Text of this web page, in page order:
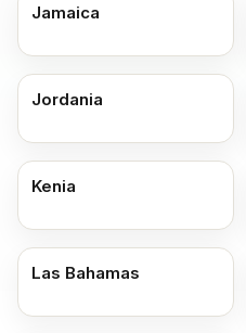
Jamaica
Jordania
Kenia
Las Bahamas